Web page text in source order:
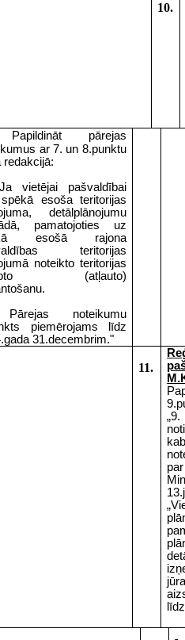
10.
pārejas
ar 7. un 8.punktu
redakcijā:
vietējai pašvaldībai
esoša teritorijas
detālplānojumu
pamatojoties uz
esošā rajona
teritorijas
noteikto teritorijas
(atļauto)
noteikumu
piemērojams līdz
31.decembrim."
11.